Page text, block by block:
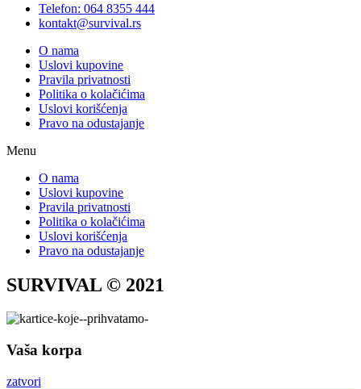
Telefon: 064 8355 444
kontakt@survival.rs
O nama
Uslovi kupovine
Pravila privatnosti
Politika o kolačićima
Uslovi korišćenja
Pravo na odustajanje
Menu
O nama
Uslovi kupovine
Pravila privatnosti
Politika o kolačićima
Uslovi korišćenja
Pravo na odustajanje
SURVIVAL © 2021
Vaša korpa
zatvori